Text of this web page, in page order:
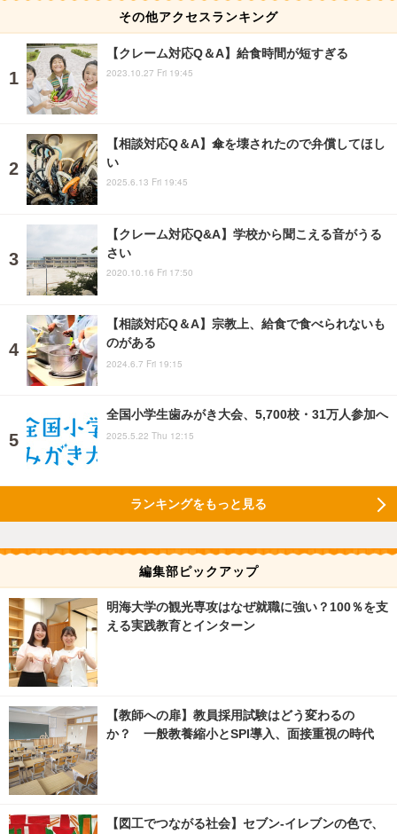
その他アクセスランキング
【クレーム対応Q＆A】給食時間が短すぎる
2023.10.27 Fri 19:45
【相談対応Q＆A】傘を壊されたので弁償してほし
い
2025.6.13 Fri 19:45
【クレーム対応Q&A】学校から聞こえる音がうる
さい
2020.10.16 Fri 17:50
【相談対応Q＆A】宗教上、給食で食べられないも
のがある
2024.6.7 Fri 19:15
全国小学生歯みがき大会、5,700校・31万人参加へ
2025.5.22 Thu 12:15
ランキングをもっと見る
編集部ピックアップ
明海大学の観光専攻はなぜ就職に強い？100％を支
える実践教育とインターン
【教師への扉】教員採用試験はどう変わるの
か？ 一般教養縮小とSPI導入、面接重視の時代
【図工でつながる社会】セブン‐イレブンの色で、